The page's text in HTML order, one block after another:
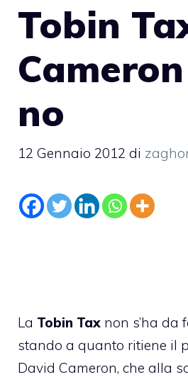
Tobin
no
12 Gennaio 2012 di
La Tobin Tax non s’ha da
stando a quanto ritiene il
David Cameron, che alla